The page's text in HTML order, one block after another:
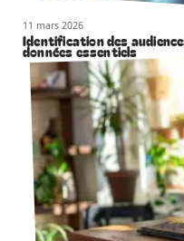
11 mars 2026
Identification des
données essentiels